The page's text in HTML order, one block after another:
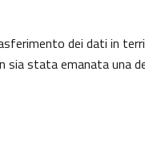
dei dati in
sia stata emanata una